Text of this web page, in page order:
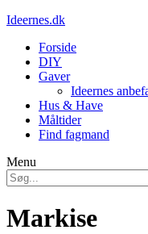
Ideernes.dk
Forside
DIY
Gaver
Ideernes
Hus & Have
Måltider
Find fagmand
Menu
Markise